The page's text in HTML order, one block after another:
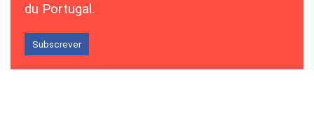
du Portugal.
Subscrever